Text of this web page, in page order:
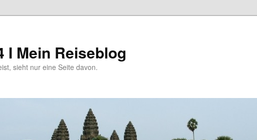
I Mein Reiseblog
sieht nur eine Seite davon.